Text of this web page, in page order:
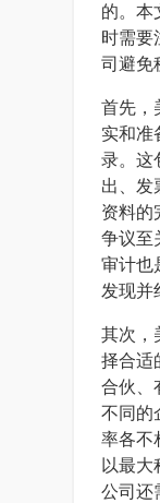
的。本
时需要
司避免
首先，
实和准
录。这
出、发
资料的
争议至
审计也
发现并
其次，
择合适
合伙、
不同的
率各不
以最大
公司还